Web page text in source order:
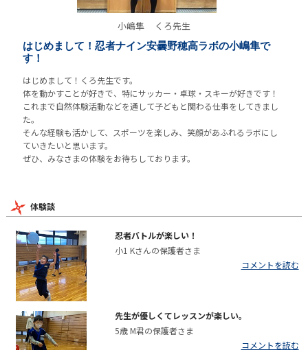
小嶋隼 くろ先生
はじめまして！忍者ナイン安曇野穂高ラボの小嶋隼で
す！
はじめまして！くろ先生です。
体を動かすことが好きで、特にサッカー・卓球・スキーが好きです！
これまで自然体験活動などを通して子どもと関わる仕事をしてきまし
た。
そんな経験も活かして、スポーツを楽しみ、笑顔があふれるラボにし
ていきたいと思います。
ぜひ、みなさまの体験をお待ちしております。
体験談
忍者バトルが楽しい！
小1 Kさんの保護者さま
コメントを読む
先生が優しくてレッスンが楽しい。
5歳 M君の保護者さま
コメントを読む